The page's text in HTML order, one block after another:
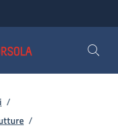
/
/